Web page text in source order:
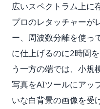
広いスペクトラム上に
プロのレタッチャーが
ー、周波数分離を使っ
に仕上げるのに2時間
う一方の端では、小規
写真をAIツールにアッ
いな白背景の画像を受